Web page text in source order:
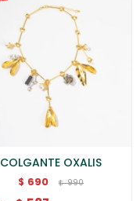
COLGANTE OXALIS
$ 690 $ 990